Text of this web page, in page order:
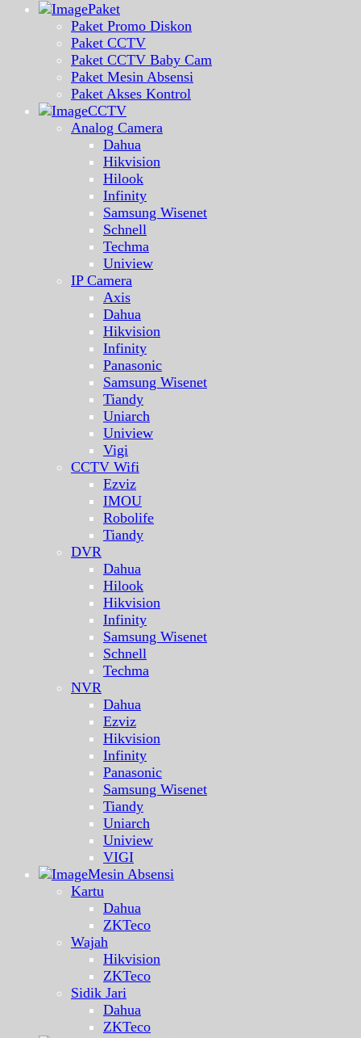
Paket
Paket Promo Diskon
Paket CCTV
Paket CCTV Baby Cam
Paket Mesin Absensi
Paket Akses Kontrol
CCTV
Analog Camera
Dahua
Hikvision
Hilook
Infinity
Samsung Wisenet
Schnell
Techma
Uniview
IP Camera
Axis
Dahua
Hikvision
Infinity
Panasonic
Samsung Wisenet
Tiandy
Uniarch
Uniview
Vigi
CCTV Wifi
Ezviz
IMOU
Robolife
Tiandy
DVR
Dahua
Hilook
Hikvision
Infinity
Samsung Wisenet
Schnell
Techma
NVR
Dahua
Ezviz
Hikvision
Infinity
Panasonic
Samsung Wisenet
Tiandy
Uniarch
Uniview
VIGI
Mesin Absensi
Kartu
Dahua
ZKTeco
Wajah
Hikvision
ZKTeco
Sidik Jari
Dahua
ZKTeco